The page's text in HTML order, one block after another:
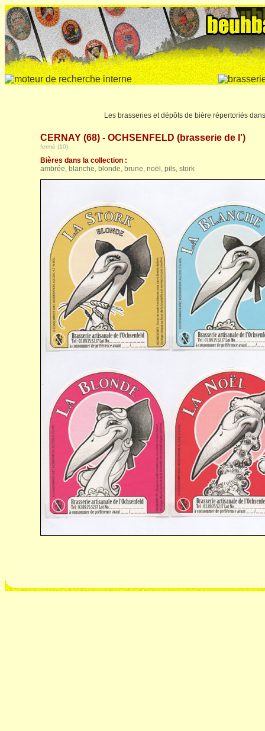
Les brasseries et dépôts de bière répertoriés
CERNAY (68) - OCHSENFELD (brasserie de l')
fermé (10)
Bières dans la collection :
ambrée, blanche, blonde, brune, noël, pils, stork